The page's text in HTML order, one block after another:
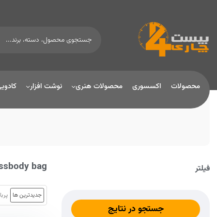
محصولات اکسسوری محصولات هنری نوشت افزار
فیلتر
جستجو در نتایج
bag
جدیدترین ها